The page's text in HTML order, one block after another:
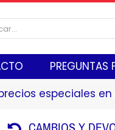
PREGUNTAS
especiales